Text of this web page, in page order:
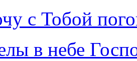
с Тобой
в небе